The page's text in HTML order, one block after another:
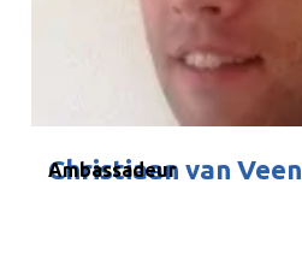
Christiaan van Veen
Ambassadeur